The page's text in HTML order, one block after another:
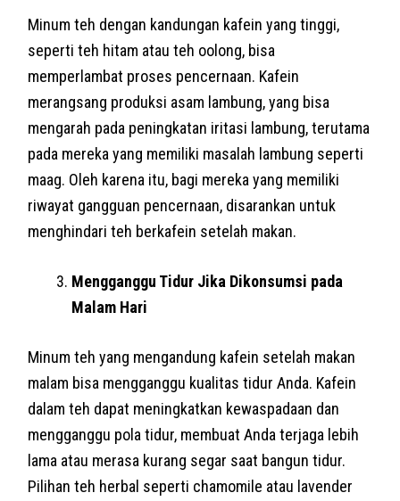
Minum teh dengan kandungan kafein yang tinggi,
seperti teh hitam atau teh oolong, bisa
memperlambat proses pencernaan. Kafein
merangsang produksi asam lambung, yang bisa
mengarah pada peningkatan iritasi lambung, terutama
pada mereka yang memiliki masalah lambung seperti
maag. Oleh karena itu, bagi mereka yang memiliki
riwayat gangguan pencernaan, disarankan untuk
menghindari teh berkafein setelah makan.
Mengganggu Tidur Jika Dikonsumsi pada
Malam Hari
Minum teh yang mengandung kafein setelah makan
malam bisa mengganggu kualitas tidur Anda. Kafein
dalam teh dapat meningkatkan kewaspadaan dan
mengganggu pola tidur, membuat Anda terjaga lebih
lama atau merasa kurang segar saat bangun tidur.
Pilihan teh herbal seperti chamomile atau lavender